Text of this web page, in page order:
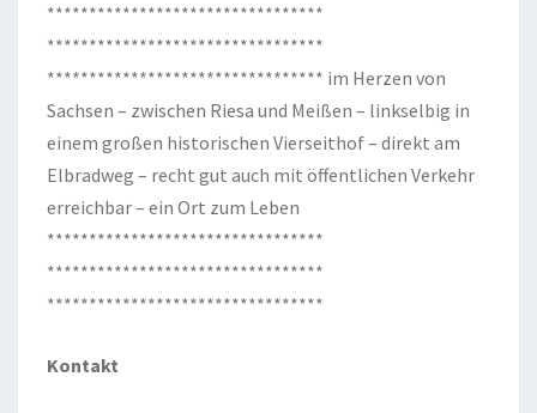
*********************************
*********************************
********************************* im Herzen von
Sachsen – zwischen Riesa und Meißen – linkselbig in
einem großen historischen Vierseithof – direkt am
Elbradweg – recht gut auch mit öffentlichen Verkehr
erreichbar – ein Ort zum Leben
*********************************
*********************************
*********************************
Kontakt